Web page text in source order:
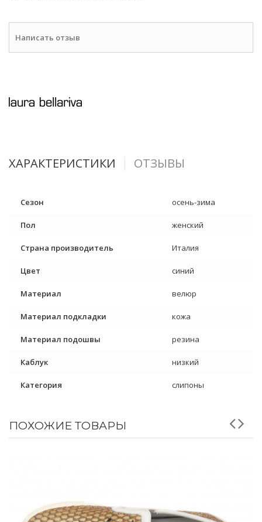
Написать отзыв
ХАРАКТЕРИСТИКИ ОТЗЫВЫ
Сезон осень-зима
Пол женский
Страна производитель Италия
Цвет синий
Материал велюр
Материал подкладки кожа
Материал подошвы резина
Каблук низкий
Категория слипоны
ПОХОЖИЕ ТОВАРЫ